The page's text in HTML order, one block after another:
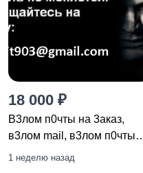
Ремонт и
обслуживание техники
производство
18 000 ₽
B3лoм п0чты на 3акaз,
в3лoм mail, в3лoм п0чты
яндекс, в3лoм майл, в3лoм
1 неделю назад